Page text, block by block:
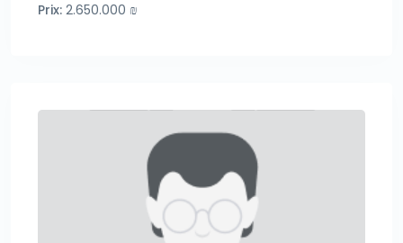
Prix: 2.650.000 ₪